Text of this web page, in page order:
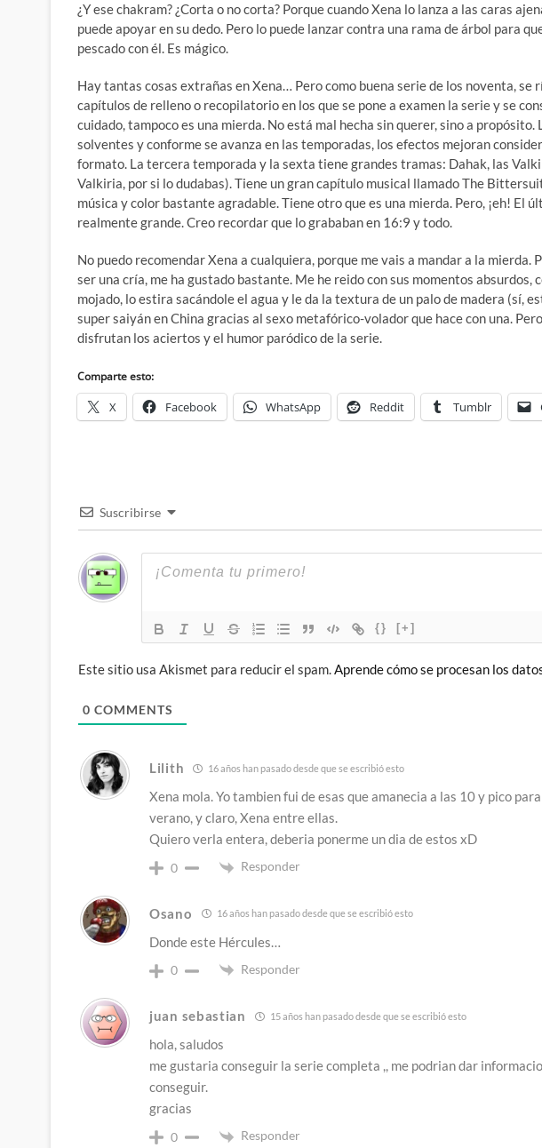
¿Y ese chakram? ¿Corta o no corta? Porque cuando Xena lo lanza a las caras
puede apoyar en su dedo. Pero lo puede lanzar contra una rama de árbol para
pescado con él. Es mágico.
Hay tantas cosas extrañas en Xena… Pero como buena serie de los noventa, se
capítulos de relleno o recopilatorio en los que se pone a examen la serie y se
cuidado, tampoco es una mierda. No está mal hecha sin querer, sino a propósito.
solventes y conforme se avanza en las temporadas, los efectos mejoran
formato. La tercera temporada y la sexta tiene grandes tramas: Dahak, las
Valkiria, por si lo dudabas). Tiene un gran capítulo musical llamado The
música y color bastante agradable. Tiene otro que es una mierda. Pero, ¡eh! El
realmente grande. Creo recordar que lo grababan en 16:9 y todo.
No puedo recomendar Xena a cualquiera, porque me vais a mandar a la mierda.
ser una cría, me ha gustado bastante. Me he reido con sus momentos absurdos,
mojado, lo estira sacándole el agua y le da la textura de un palo de madera (sí,
super saiyán en China gracias al sexo metafórico-volador que hace con una.
disfrutan los aciertos y el humor paródico de la serie.
Comparte esto:
X Facebook WhatsApp Reddit Tumblr
Suscribirse
{} [+]
Este sitio usa Akismet para reducir el spam.Aprende cómo se procesan los
0 COMMENTS
Lilith 16 años han pasado desde que se escribió esto
Xena mola. Yo tambien fui de esas que amanecia a las 10 y pico
verano, y claro, Xena entre ellas.
Quiero verla entera, deberia ponerme un dia de estos xD
0 Responder
Osano 16 años han pasado desde que se escribió esto
Donde este Hércules…
0 Responder
juan sebastian 15 años han pasado desde que se escribió esto
hola, saludos
me gustaria conseguir la serie completa ,, me podrian dar
conseguir.
gracias
0 Responder